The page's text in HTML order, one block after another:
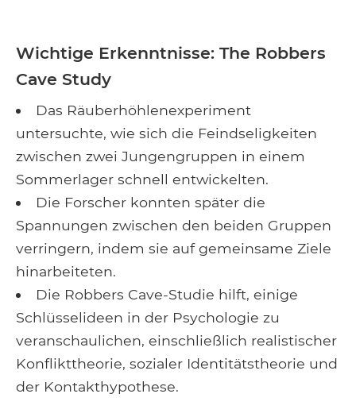
Wichtige Erkenntnisse: The Robbers
Cave Study
Das Räuberhöhlenexperiment
untersuchte, wie sich die Feindseligkeiten
zwischen zwei Jungengruppen in einem
Sommerlager schnell entwickelten.
Die Forscher konnten später die
Spannungen zwischen den beiden Gruppen
verringern, indem sie auf gemeinsame Ziele
hinarbeiteten.
Die Robbers Cave-Studie hilft, einige
Schlüsselideen in der Psychologie zu
veranschaulichen, einschließlich realistischer
Konflikttheorie, sozialer Identitätstheorie und
der Kontakthypothese.